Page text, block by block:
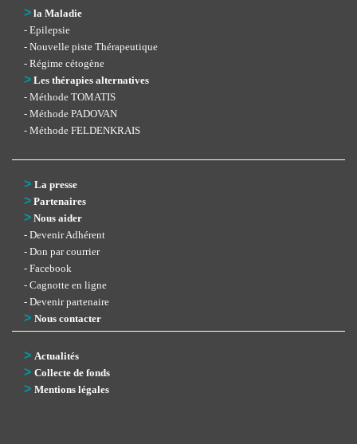
> la Maladie
- Epilepsie
- Nouvelle piste Thérapeutique
- Régime cétogène
> Les thérapies alternatives
- Méthode TOMATIS
- Méthode PADOVAN
- Méthode FELDENKRAIS
> La presse
> Partenaires
> Nous aider
- Devenir Adhérent
- Don par courrier
- Facebook
- Cagnotte en ligne
- Devenir partenaire
> Nous contacter
> Actualités
> Collecte de fonds
> Mentions légales